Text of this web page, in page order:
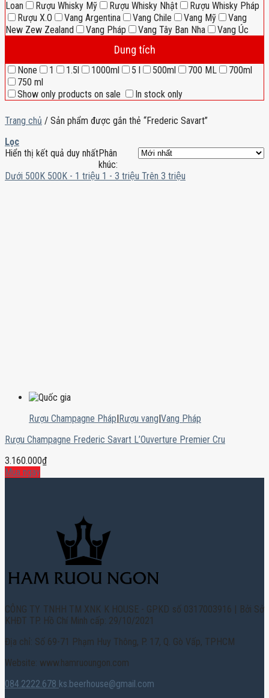
Loan Rượu Whisky Mỹ Rượu Whisky Nhật
Rượu Whisky Pháp
Rượu X.O
Vang Argentina Vang Chile Vang Mỹ
Vang
New Zew Zealand
Vang Pháp Vang Tây Ban Nha Vang Úc
Dung tích
None 1 1.5l 1000ml 5 l 500ml 700 ML
700ml
750 ml
Show only products on sale
In stock only
Trang chủ / Sản phẩm được gắn thẻ “Frederic Savart”
Lọc
Hiển thị kết quả duy nhấtPhân
khúc:
Dưới 500K 500K - 1 triệu 1 - 3 triệu Trên 3 triệu
Rượu Champagne Pháp|Rượu vang|Vang Pháp
Rượu Champagne Frederic Savart L’Ouverture Premier Cru
3.160.000₫
Mua ngay
CÔNG TY TNHH TM XNK K HOUSE - GPKD số 0317003916 | Bởi Sở
KHĐT TP. Hồ Chí Minh cấp: 29/10/2021
Địa chỉ: Số 69-71 Phạm Huy Thông, P. 17, Q. Gò Vấp, TPHCM
Website: www.hamruoungon.com
084.2222.678 ks.beerhouse@gmail.com